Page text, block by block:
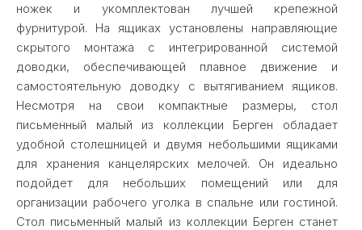
ножек и укомплектован лучшей крепежной
фурнитурой. На ящиках установлены направляющие
скрытого монтажа с интегрированной системой
доводки, обеспечивающей плавное движение и
самостоятельную доводку с вытягиванием ящиков.
Несмотря на свои компактные размеры, стол
письменный малый из коллекции Берген обладает
удобной столешницей и двумя небольшими ящиками
для хранения канцелярских мелочей. Он идеально
подойдет для небольших помещений или для
организации рабочего уголка в спальне или гостиной.
Стол письменный малый из коллекции Берген станет